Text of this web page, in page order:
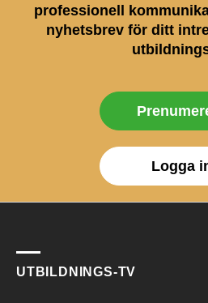
professionell
nyhetsbrev för ditt
Logga
UTBILDNINGS-TV